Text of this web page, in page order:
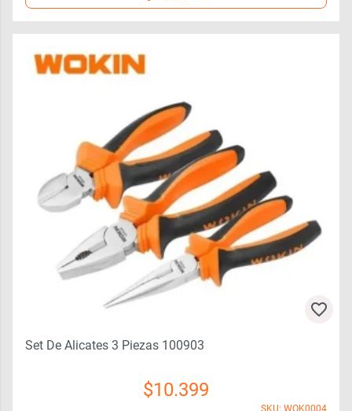
Set De Alicates 3 Piezas 100903
$10.399